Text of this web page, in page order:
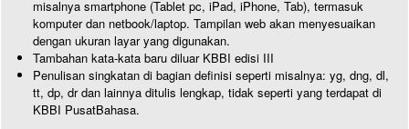
misalnya smartphone (Tablet pc, iPad, iPhone, Tab), termasuk
komputer dan netbook/laptop. Tampilan web akan menyesuaikan
dengan ukuran layar yang digunakan.
Tambahan kata-kata baru diluar KBBI edisi III
Penulisan singkatan di bagian definisi seperti misalnya: yg, dng, dl,
tt, dp, dr dan lainnya ditulis lengkap, tidak seperti yang terdapat di
KBBI PusatBahasa.